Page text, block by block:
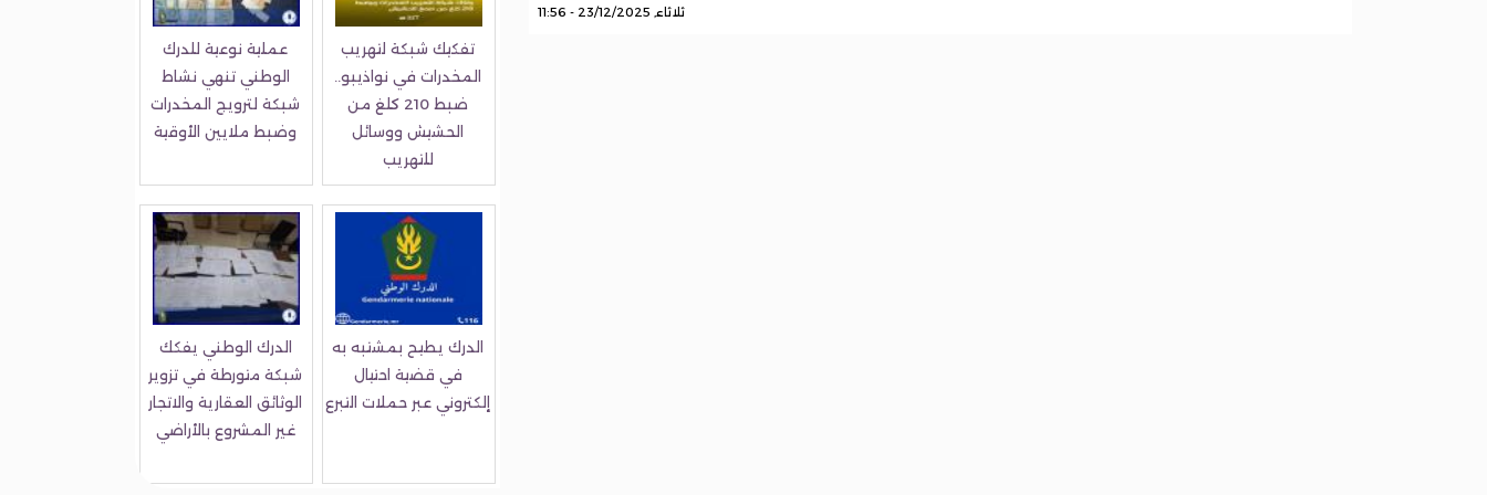
ثلاثاء, 23/12/2025 - 11:56
تفكيك شبكة لتهريب
المخدرات في نواذيبو..
ضبط 210 كلغ من
الحشيش ووسائل
للتهريب
عملية نوعية للدرك
الوطني تنهي نشاط
شبكة لترويج المخدرات
وضبط ملايين الأوقية
الدرك يطيح بمشتبه به
في قضية احتيال
إلكتروني عبر حملات التبرع
الدرك الوطني يفكك
شبكة متورطة في تزوير
الوثائق العقارية والاتجار
غير المشروع بالأراضي